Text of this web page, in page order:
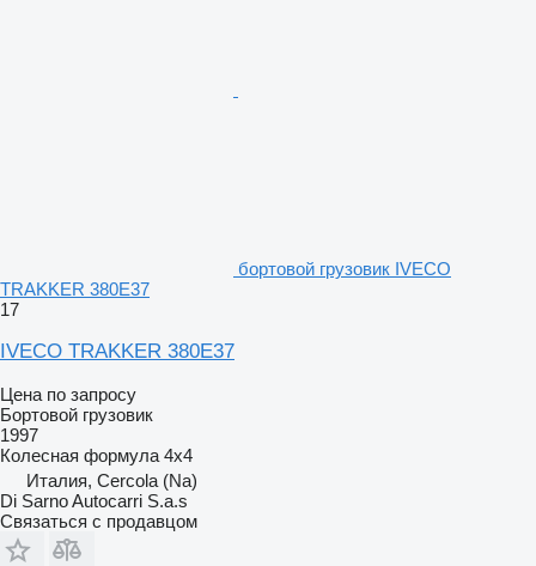
бортовой грузовик IVECO
TRAKKER 380E37
17
IVECO TRAKKER 380E37
Цена по запросу
Бортовой грузовик
1997
Колесная формула 4x4
Италия, Cercola (Na)
Di Sarno Autocarri S.a.s
Связаться с продавцом